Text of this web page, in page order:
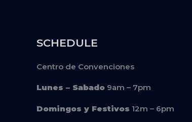
SCHEDULE
Centro de Convenciones
Lunes – Sabado 9am – 7pm
Domingos y Festivos 12m – 6pm